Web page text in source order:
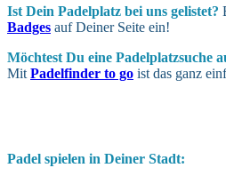
Ist Dein Padel­platz bei uns gelistet?
Badges auf Deiner Seite ein!
Möchtest Du eine Padel­platz­suche
MitPadelfinder to go ist das ganz
Padel spielen in Deiner Stadt: